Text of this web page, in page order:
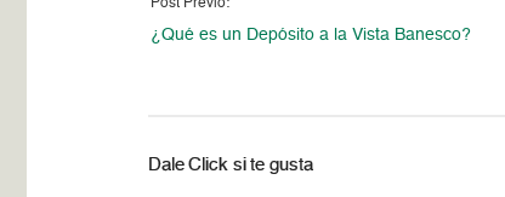
Post Previo:
¿Qué es un Depósito a la Vista Banesco?
Dale Click si te gusta